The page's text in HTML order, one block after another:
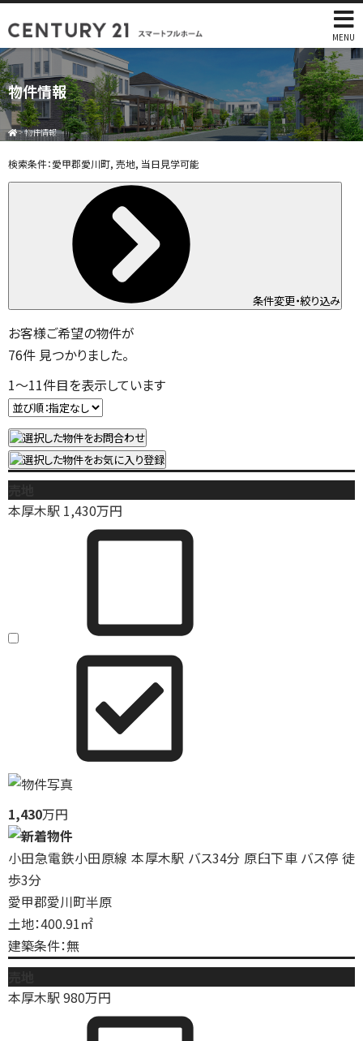
MENU
物件情報
>物件情報
検索条件： 愛甲郡愛川町, 売地, 当日見学可能
条件変更・絞り込み
お客様ご希望の物件が
76件 見つかりました。
1～11件目を表示しています
本厚木駅 1,430万円
1,430万円
小田急電鉄小田原線 本厚木駅 バス34分 原臼下車 バス停 徒
歩3分
愛甲郡愛川町半原
土地：400.91㎡
建築条件：無
本厚木駅980万円